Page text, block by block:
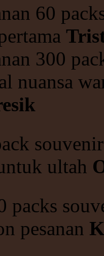
60
300
nuansa
ultah
packs
pesanan